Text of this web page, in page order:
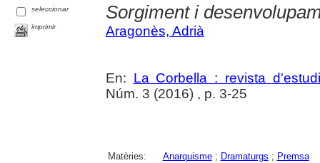
seleccionar
imprimir
Sorgiment i
Aragonès, Adrià
En: La Corbella : revista
Núm. 3 (2016) , p. 3-25
Matèries: Anarquisme; Dramaturgs ; Premsa